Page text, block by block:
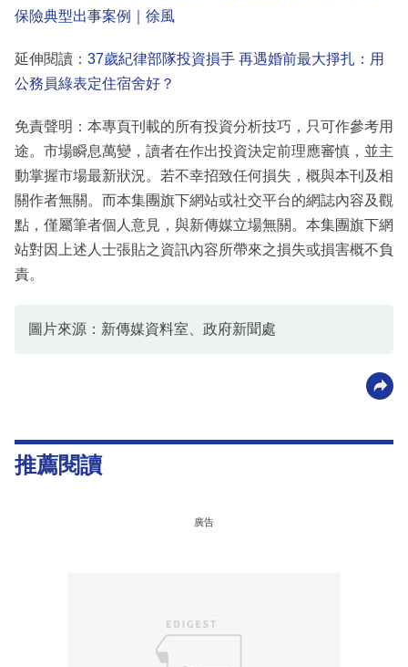
保險典型出事案例｜徐風
延伸閱讀： 37歲紀律部隊投資損手 再遇婚前最大掙扎：用
公務員綠表定住宿舍好？
免責聲明：本專頁刊載的所有投資分析技巧，只可作參考用
途。市場瞬息萬變，讀者在作出投資決定前理應審慎，並主
動掌握市場最新狀況。若不幸招致任何損失，概與本刊及相
關作者無關。而本集團旗下網站或社交平台的網誌內容及觀
點，僅屬筆者個人意見，與新傳媒立場無關。本集團旗下網
站對因上述人士張貼之資訊內容所帶來之損失或損害概不負
責。
圖片來源：新傳媒資料室、政府新聞處
推薦閱讀
廣告